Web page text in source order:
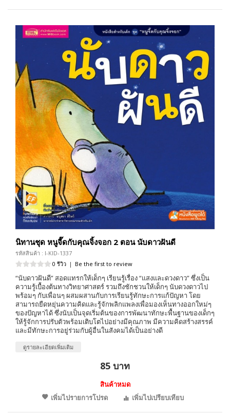
นิทานชุด หนูจี๊ดกับคุณจิ้งจอก 2 ตอน นับดาวฝันดี
รหัสสินค้า : I-KID-1337
0 รีวิว | Be the first to review
“นับดาวฝันดี” สอดแทรกให้เด็กๆ เรียนรู้เรื่อง “แสงและดวงดาว” ซึ่งเป็น
ความรู้เบื้องต้นทางวิทยาศาสตร์ รวมถึงชักชวนให้เด็กๆ นับดวงดาวไป
พร้อมๆ กับเพื่อนๆ ผสมผสานกับการเรียนรู้ทักษะการแก้ปัญหา โดย
สามารถยืดหยุ่นความคิดและรู้จักพลิกแพลงเพื่อมองเห็นทางออกใหม่ๆ
ของปัญหาได้ ซึ่งนับเป็นจุดเริ่มต้นของการพัฒนาทักษะพื้นฐานของเด็กๆ
ให้รู้จักการปรับตัวพร้อมเติบโตไปอย่างมีคุณภาพ มีความคิดสร้างสรรค์
และมีทักษะการอยู่ร่วมกับผู้อื่นในสังคมได้เป็นอย่างดี
ดูรายละเอียดเพิ่มเติม
85 บาท
สินค้าหมด
เพิ่มไปรายการโปรด
เพิ่มไปเปรียบเทียบ